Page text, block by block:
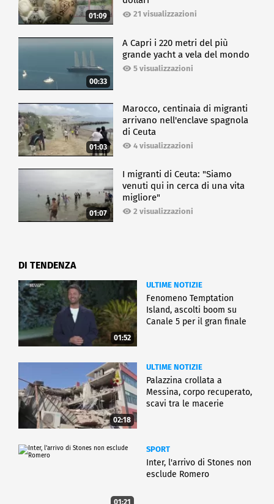
01:09 21 visualizzazioni
00:33
A Capri i 220 metri del più
grande yacht a vela del mondo
5 visualizzazioni
01:03
Marocco, centinaia di migranti
arrivano nell'enclave spagnola
di Ceuta
4 visualizzazioni
01:07
I migranti di Ceuta: "Siamo
venuti qui in cerca di una vita
migliore"
2 visualizzazioni
DI TENDENZA
01:52
ULTIME NOTIZIE
Fenomeno Temptation
Island, ascolti boom su
Canale 5 per il gran finale
02:18
ULTIME NOTIZIE
Palazzina crollata a
Messina, corpo recuperato,
scavi tra le macerie
01:21
SPORT
Inter, l'arrivo di Stones non
esclude Romero